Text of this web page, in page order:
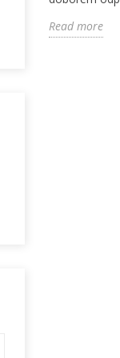
Read more